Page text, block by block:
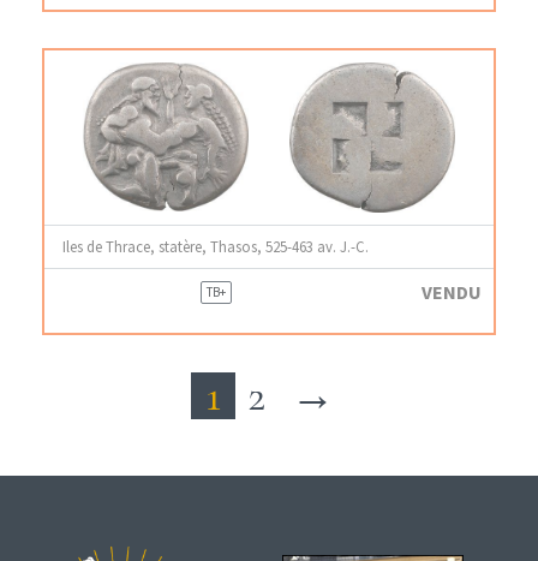
Iles de Thrace, statère, Thasos, 525-463 av. J.-C.
TB+ VENDU
1 2 →